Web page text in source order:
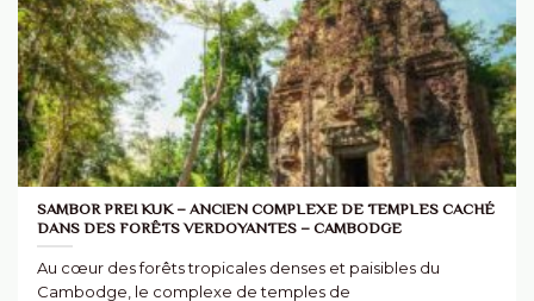
SAMBOR PREI KUK – ANCIEN COMPLEXE DE TEMPLES CACHÉ
DANS DES FORÊTS VERDOYANTES – CAMBODGE
Au cœur des forêts tropicales denses et paisibles du
Cambodge, le complexe de temples de